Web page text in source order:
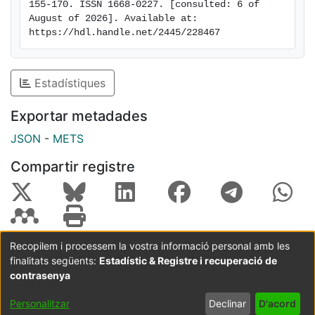
stores are the combination of colours,
brightness, shop window and fragrance.
155-170. ISSN 1668-0227. [consulted: 6 of
August of 2026]. Available at:
https://hdl.handle.net/2445/228467
Estadístiques
Exportar metadades
JSON - METS
Compartir registre
Coordinació:CRAI UB Avís legal
Metadades
subjectes a:
Configuració
de cookies
privadesa
Recopilem i processem la vostra informació personal amb les
finalitats següents: Estadístic & Registre i recuperació de
contrasenya
Personalitzar Declinar D'acord